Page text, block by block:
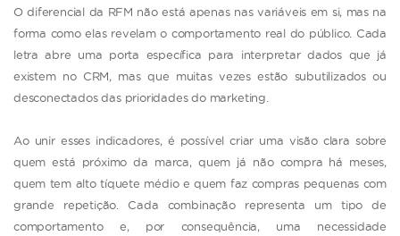
O diferencial da RFM não está apenas nas variáveis em si, mas na
forma como elas revelam o comportamento real do público. Cada
letra abre uma porta específica para interpretar dados que já
existem no CRM, mas que muitas vezes estão subutilizados ou
desconectados das prioridades do marketing.
Ao unir esses indicadores, é possível criar uma visão clara sobre
quem está próximo da marca, quem já não compra há meses,
quem tem alto tíquete médio e quem faz compras pequenas com
grande repetição. Cada combinação representa um tipo de
comportamento e, por consequência, uma necessidade